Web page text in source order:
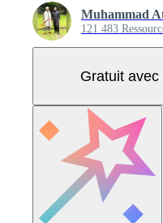
Muhammad
121 483
Gratuit avec